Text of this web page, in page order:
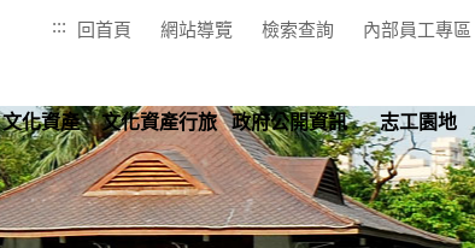
::: 回首頁 網站導覽 檢索查詢 內部員工專區
文化資產 文化資產行旅 政府公開資訊 志工園地